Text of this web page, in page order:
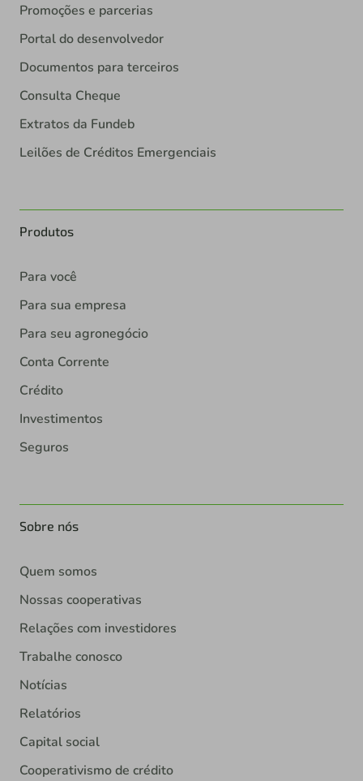
Promoções e parcerias
Portal do desenvolvedor
Documentos para terceiros
Consulta Cheque
Extratos da Fundeb
Leilões de Créditos Emergenciais
Produtos
Para você
Para sua empresa
Para seu agronegócio
Conta Corrente
Crédito
Investimentos
Seguros
Sobre nós
Quem somos
Nossas cooperativas
Relações com investidores
Trabalhe conosco
Notícias
Relatórios
Capital social
Cooperativismo de crédito